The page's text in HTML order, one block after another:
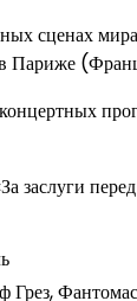
сценах
Париже
заслуги
Грез,